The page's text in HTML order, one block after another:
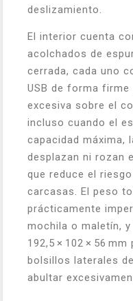
deslizamiento.
El interior cuenta
acolchados de
cerrada, cada uno
USB de forma
excesiva sobre el
incluso cuando el
capacidad máxima,
desplazan ni rozan
que reduce el
carcasas. El peso
prácticamente
mochila o maletín,
192,5 × 102 × 56
bolsillos laterales
abultar